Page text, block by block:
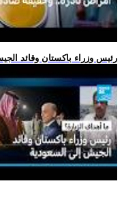
.. رئيس وزراء باكستان وقائد